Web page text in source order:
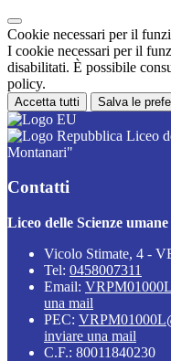
Cookie necessari per il
I cookie necessari per il
disabilitati. È possibile
policy.
Accetta tutti Salva le
Liceo
Montanari"
Contatti
Liceo delle Scienze
Vicolo Stimate, 4 -
Tel: 0458007311
Email:
una mail
PEC:
inviare una mail
C.F.: 80011840230